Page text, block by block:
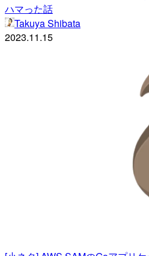
ハマった話
Takuya Shibata
2023.11.15